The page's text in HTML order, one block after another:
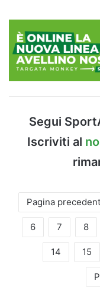
Segui
Iscriviti al
Pagina
6 7 8
14 15